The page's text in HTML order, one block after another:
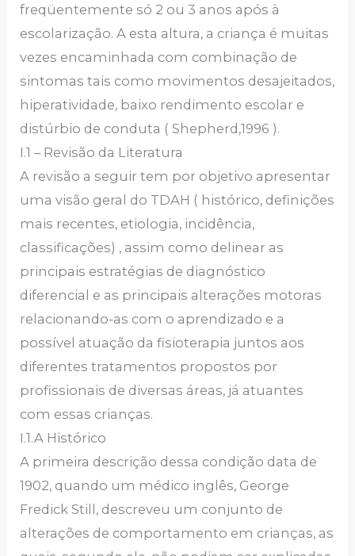
freqüentemente só 2 ou 3 anos após à
escolarização. A esta altura, a criança é muitas
vezes encaminhada com combinação de
sintomas tais como movimentos desajeitados,
hiperatividade, baixo rendimento escolar e
distúrbio de conduta ( Shepherd,1996 ).
I.1 – Revisão da Literatura
A revisão a seguir tem por objetivo apresentar
uma visão geral do TDAH ( histórico, definições
mais recentes, etiologia, incidência,
classificações) , assim como delinear as
principais estratégias de diagnóstico
diferencial e as principais alterações motoras
relacionando-as com o aprendizado e a
possível atuação da fisioterapia juntos aos
diferentes tratamentos propostos por
profissionais de diversas áreas, já atuantes
com essas crianças.
I.1.A Histórico
A primeira descrição dessa condição data de
1902, quando um médico inglês, George
Fredick Still, descreveu um conjunto de
alterações de comportamento em crianças, as